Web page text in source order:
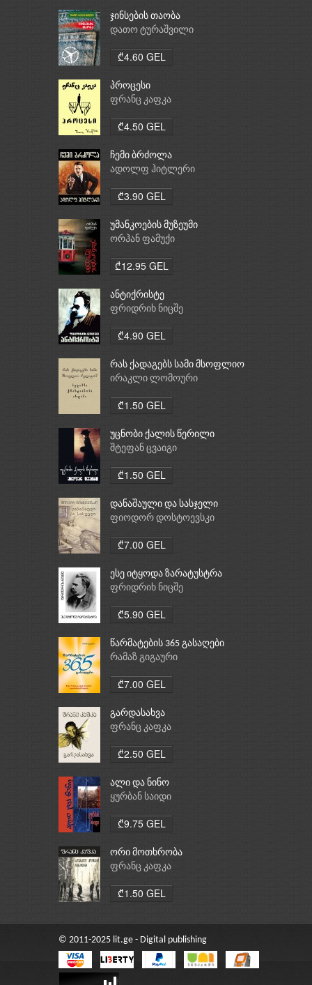
ჯინსების თაობა
დათო ტურაშვილი
₾4.60 GEL
პროცესი
ფრანც კაფკა
₾4.50 GEL
ჩემი ბრძოლა
ადოლფ ჰიტლერი
₾3.90 GEL
უმანკოების მუზეუმი
ორჰან ფამუქი
₾12.95 GEL
ანტიქრისტე
ფრიდრიხ ნიცშე
₾4.90 GEL
რას ქადაგებს სამი მსოფლიო
რელიგია: ბუდიზმი,
ირაკლი ლომოური
₾1.50 GEL
უცნობი ქალის წერილი
შტეფან ცვაიგი
₾1.50 GEL
დანაშაული და სასჯელი
ფიოდორ დოსტოევსკი
₾7.00 GEL
ესე იტყოდა ზარატუსტრა
ფრიდრიხ ნიცშე
₾5.90 GEL
წარმატების 365 გასაღები
რამაზ გიგაური
₾7.00 GEL
გარდასახვა
ფრანც კაფკა
₾2.50 GEL
ალი და ნინო
ყურბან საიდი
₾9.75 GEL
ორი მოთხრობა
ფრანც კაფკა
₾1.50 GEL
© 2011-2025 lit.ge - Digital publishing